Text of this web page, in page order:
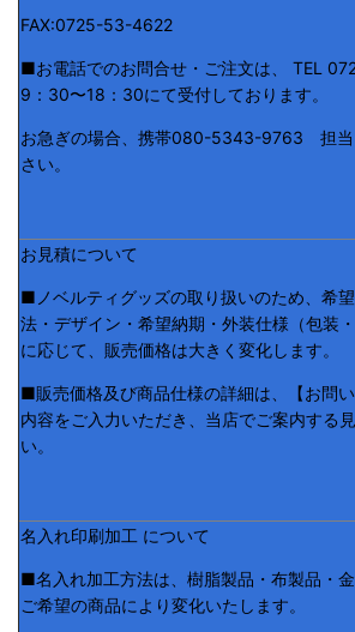
FAX:0725-53-4622
■お電話でのお問合せ・ご注文は、 TEL
9：30〜18：30にて受付しております。
お急ぎの場合、携帯080-5343-9763 担当
さい。
お見積について
■ノベルティグッズの取り扱いのため、希
法・デザイン・希望納期・外装仕様（包装
に応じて、販売価格は大きく変化します。
■販売価格及び商品仕様の詳細は、【お問
内容をご入力いただき、当店でご案内する
い。
名入れ印刷加工 について
■名入れ加工方法は、樹脂製品・布製品・
ご希望の商品により変化いたします。